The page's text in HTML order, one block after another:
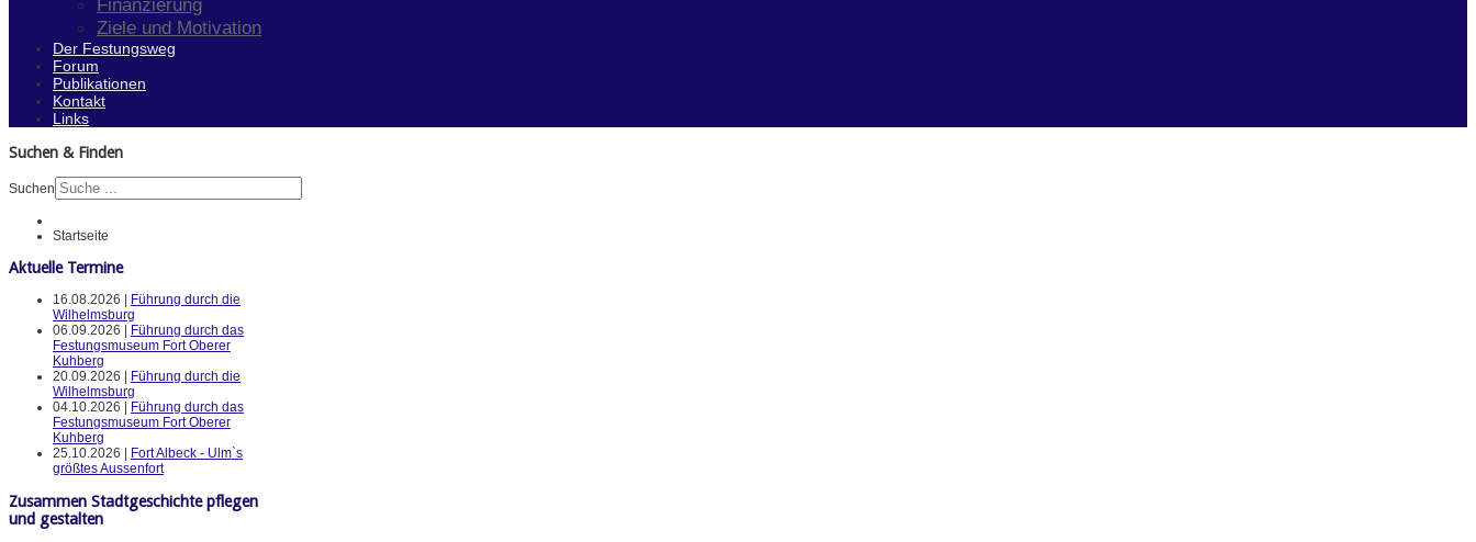
Finanzierung
Ziele und Motivation
Der Festungsweg
Forum
Publikationen
Kontakt
Links
Suchen & Finden
Suchen
Startseite
Aktuelle Termine
16.08.2026 |
Führung durch die
Wilhelmsburg
06.09.2026 |
Führung durch das
Festungsmuseum Fort Oberer
Kuhberg
20.09.2026 |
Führung durch die
Wilhelmsburg
04.10.2026 |
Führung durch das
Festungsmuseum Fort Oberer
Kuhberg
25.10.2026 |
Fort Albeck - Ulm`s
größtes Aussenfort
Zusammen Stadtgeschichte pflegen
und gestalten